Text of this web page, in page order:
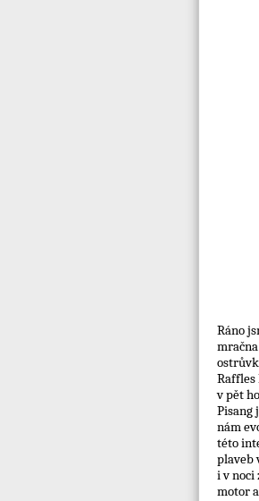
Ráno
Raffles
v pět
Pisang
nám
této
plaveb
i v noci
motor